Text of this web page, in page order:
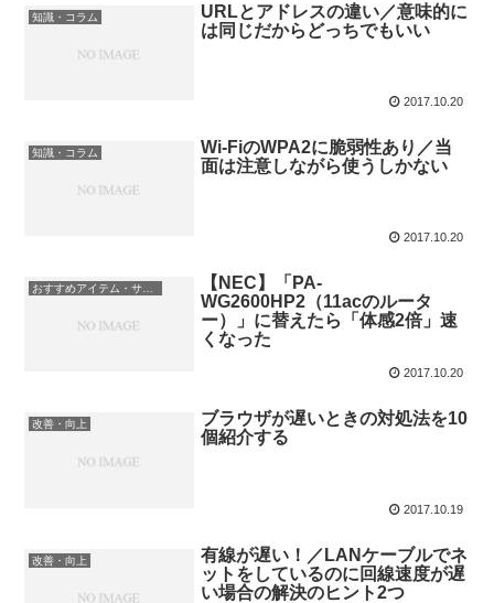
知識・コラム
URLとアドレスの違い／意味的に
は同じだからどっちでもいい
2017.10.20
知識・コラム
Wi-FiのWPA2に脆弱性あり／当
面は注意しながら使うしかない
2017.10.20
【NEC】「PA-
WG2600HP2（11acのルータ
ー）」に替えたら「体感2倍」速
くなった
2017.10.20
改善・向上
ブラウザが遅いときの対処法を10
個紹介する
2017.10.19
改善・向上
有線が遅い！／LANケーブルでネ
ットをしているのに回線速度が遅
い場合の解決のヒント2つ